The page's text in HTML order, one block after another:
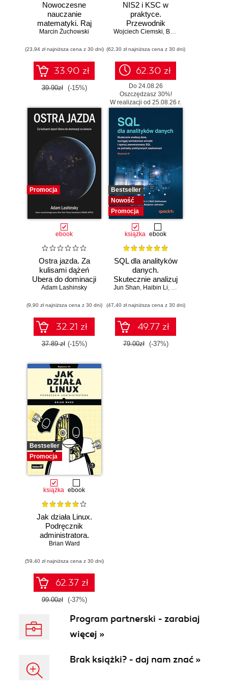
Nowoczesne
nauczanie
matematyki. Raj
Cantora bez
Marcin Żuchowski
(23,94 zł najniższa cena z 30 dni)
33.90 zł
39.90zł (-15%)
NIS2 i KSC w
praktyce.
Przewodnik
wdrożeniowy dla
Wojciech Ciemski, Bartłomiej Wieczorek
(62,30 zł najniższa cena z 30 dni)
62.30 zł
Do 24.08.26
Oszczędzasz 30%!
W realizacji od 25.08.26 r.
Promocja
ebook
Ostra jazda. Za
kulisami dążeń
Ubera do dominacji
na świecie
Adam Lashinsky
(9,90 zł najniższa cena z 30 dni)
32.21 zł
37.89 zł (-15%)
Bestseller
Nowość
Promocja
książka ebook
SQL dla analityków
danych.
Skutecznie analizuj
dane, wyciągaj
wnioski i opanuj
zaawansowany
SQL na potrzeby
praktycznych
zastosowań.
Jun Shan, Haibin Li, Matt Goldwasser
(47,40 zł najniższa cena z 30 dni)
49.77 zł
79.00zł (-37%)
Bestseller
Promocja
książka ebook
Jak działa Linux.
Podręcznik
administratora.
Wydanie III
Brian Ward
(59,40 zł najniższa cena z 30 dni)
62.37 zł
99.00zł (-37%)
Program partnerski - zarabiaj
więcej »
Brak książki? - daj nam znać »